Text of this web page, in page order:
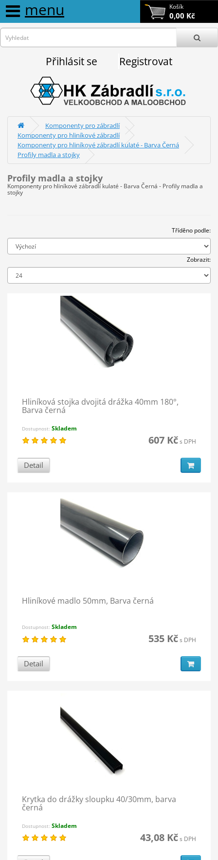
Košík
0,00 Kč
menu
Přihlásit se Registrovat
Komponenty pro zábradlí
Komponenty pro hliníkové zábradlí
Komponenty pro hliníkové zábradlí kulaté - Barva Černá
Profily madla a stojky
Profily madla a stojky
Komponenty pro hliníkové zábradlí kulaté - Barva Černá - Profily madla a
stojky
Tříděno podle:
Zobrazit:
Hliníková stojka dvojitá drážka 40mm 180°,
Barva černá
Dostupnost: Skladem
607 Kčs DPH
Detail
Hliníkové madlo 50mm, Barva černá
Dostupnost: Skladem
535 Kčs DPH
Detail
Krytka do drážky sloupku 40/30mm, barva
černá
Dostupnost: Skladem
43,08 Kčs DPH